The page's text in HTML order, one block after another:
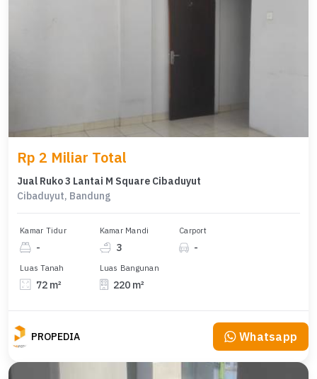
Rp 2 Miliar Total
Jual Ruko 3 Lantai M Square Cibaduyut
Cibaduyut, Bandung
Kamar Tidur
-
Kamar Mandi
3
Carport
-
Luas Tanah
72 m²
Luas Bangunan
220 m²
PROPEDIA Whatsapp